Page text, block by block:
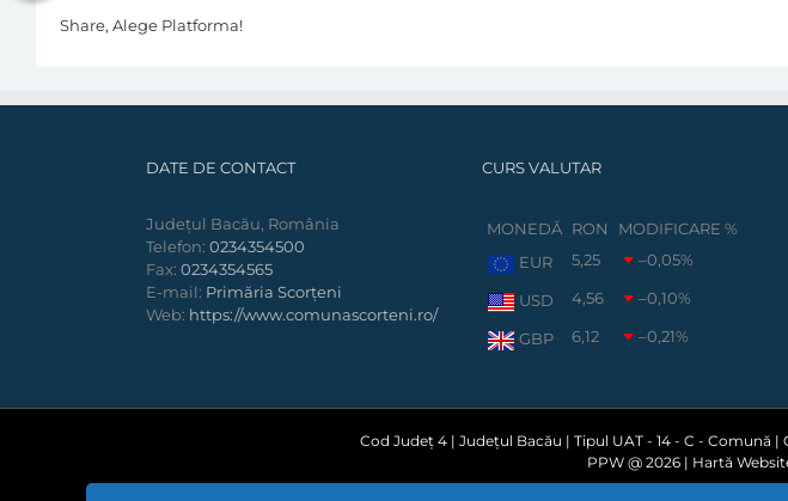
Share, Alege Platforma!
DATE DE CONTACT
Județul Bacău, România
Telefon: 0234354500
Fax: 0234354565
E-mail: Primăria Scorțeni
Web: https://www.comunascorteni.ro/
CURS VALUTAR
MONEDĂ RON
MODIFICARE %
EUR
5,25 –0,05%
USD 4,56 –0,10%
GBP 6,12 –0,21%
Cod Județ 4 | Județul Bacău | Tipul UAT - 14 - C - Comună
PPW @ 2026 | Hartă